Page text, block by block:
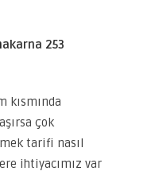
253
kısmında
çok
tarifi nasıl
ihtiyacımız var